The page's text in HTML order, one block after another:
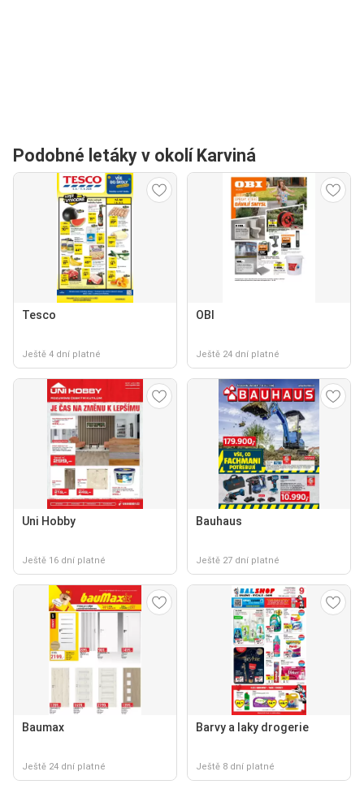
Podobné letáky v okolí Karviná
Tesco
Ještě 4 dní platné
OBI
Ještě 24 dní platné
Uni Hobby
Ještě 16 dní platné
Bauhaus
Ještě 27 dní platné
Baumax
Ještě 24 dní platné
Barvy a laky drogerie
Ještě 8 dní platné